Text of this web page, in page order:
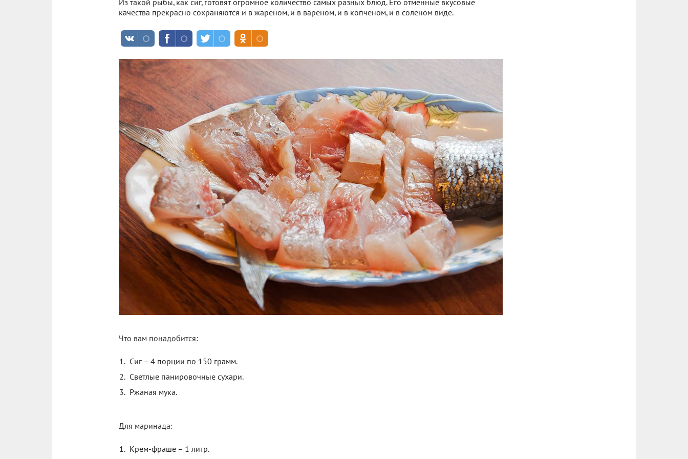
Из такой рыбы, как сиг, готовят огромное количество самых разных блюд. Его отменные вкусовые
качества прекрасно сохраняются и в жареном, и в вареном, и в копченом, и в соленом виде.
Что вам понадобится:
Сиг – 4 порции по 150 грамм.
Светлые панировочные сухари.
Ржаная мука.
Для маринада:
Крем-фраше – 1 литр.